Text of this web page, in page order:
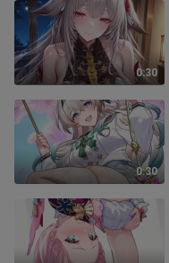
0:30
0:30
Bahasa Melayu